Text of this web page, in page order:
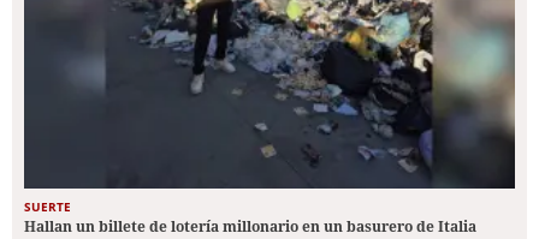
SUERTE
Hallan un billete de lotería millonario en un basurero de Italia